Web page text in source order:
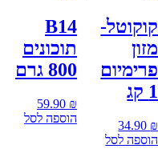
קוקוטל-
מזון
פרימיום
1 קג
34.90 ₪
הוספה לסל
B14
תוכונים
800 גרם
59.90 ₪
הוספה לסל